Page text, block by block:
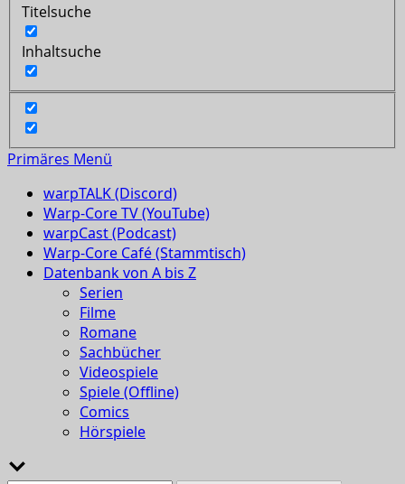
Titelsuche
Inhaltsuche
Primäres Menü
warpTALK (Discord)
Warp-Core TV (YouTube)
warpCast (Podcast)
Warp-Core Café (Stammtisch)
Datenbank von A bis Z
Serien
Filme
Romane
Sachbücher
Videospiele
Spiele (Offline)
Comics
Hörspiele